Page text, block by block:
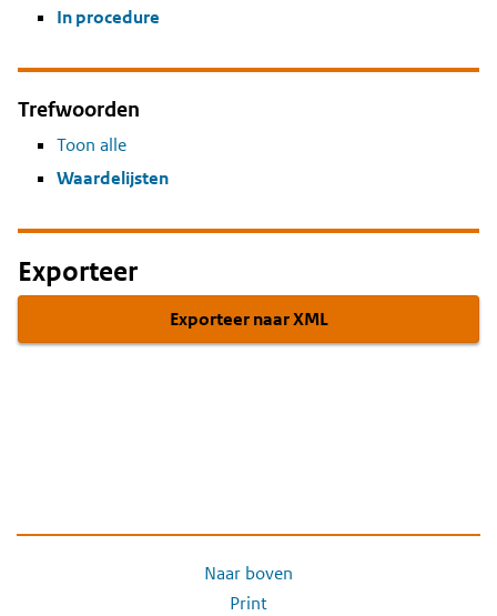
In procedure
Trefwoorden
Toon alle
Waardelijsten
Exporteer
Exporteer naar XML
Naar boven
Print